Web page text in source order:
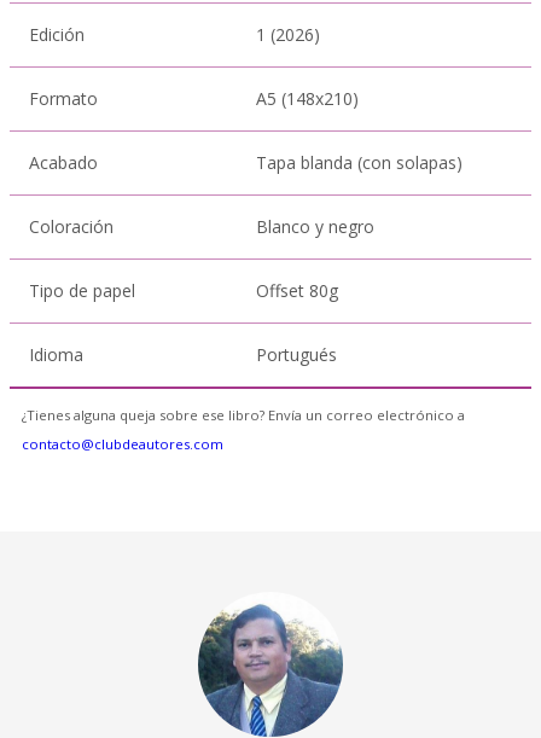
Edición 1 (2026)
Formato A5 (148x210)
Acabado Tapa blanda (con solapas)
Coloración Blanco y negro
Tipo de papel Offset 80g
Idioma Portugués
¿Tienes alguna queja sobre ese libro? Envía un correo electrónico a
contacto@clubdeautores.com